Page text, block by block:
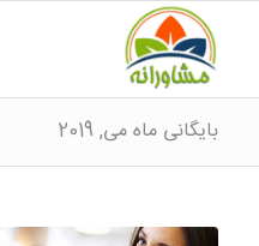
بایگانی ماه می, 2019